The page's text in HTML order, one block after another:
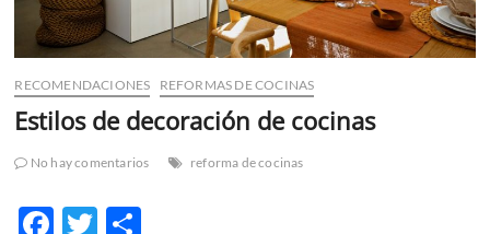
RECOMENDACIONES REFORMAS DE COCINAS
Estilos de decoración de cocinas
No hay comentarios reforma de cocinas
F
T